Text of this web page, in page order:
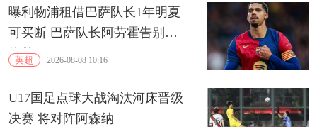
曝利物浦租借巴萨队长1年明夏
可买断 巴萨队长阿劳霍告别诺
坎普
英超 2026-08-08 10:16
U17国足点球大战淘汰河床晋级
决赛 将对阵阿森纳